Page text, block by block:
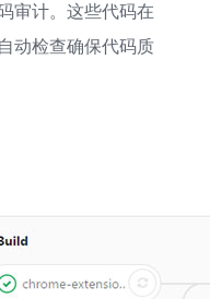
审计。这些代码在
动检查确保代码质